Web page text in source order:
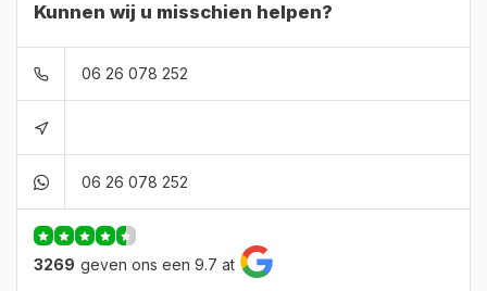
Kunnen wij u misschien helpen?
06 26 078 252
06 26 078 252
3269 geven ons een 9.7 at